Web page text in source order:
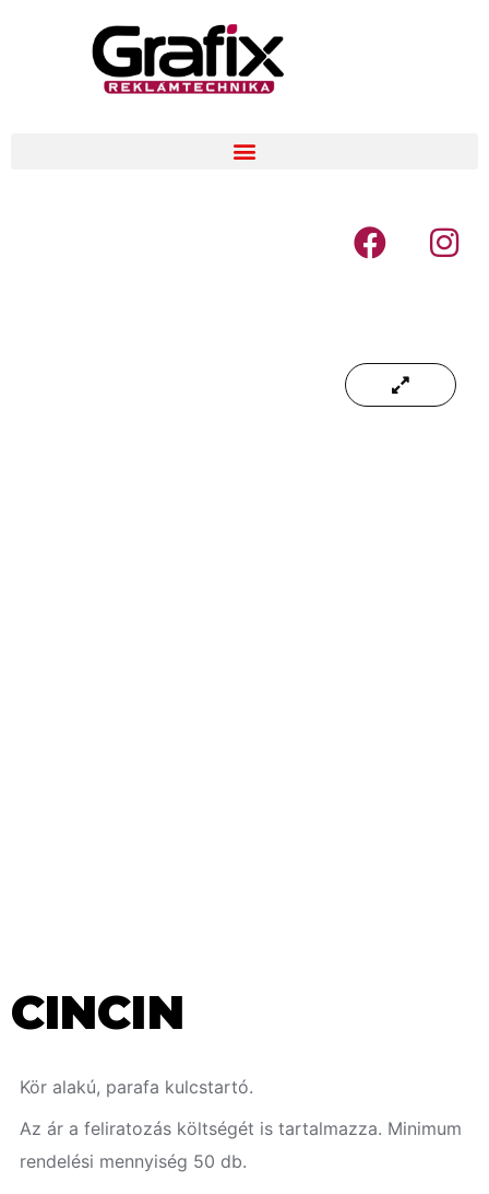
CINCIN
Kör alakú, parafa kulcstartó.
Az ár a feliratozás költségét is tartalmazza. Minimum
rendelési mennyiség 50 db.